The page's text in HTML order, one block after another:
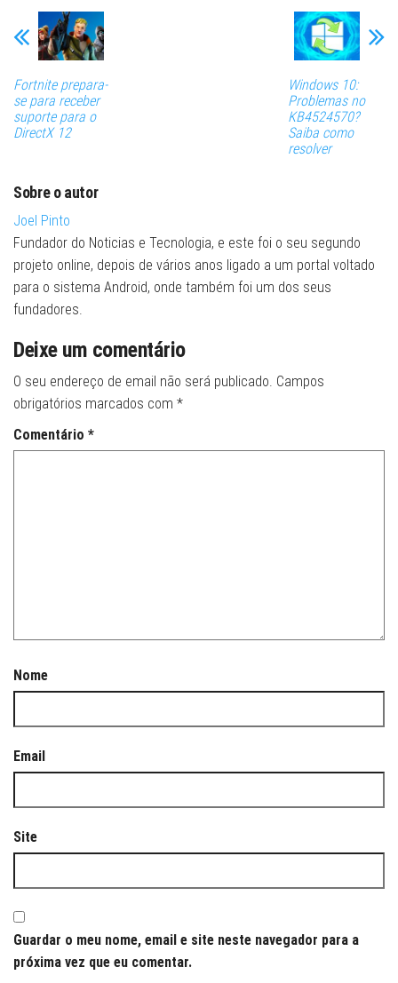
Fortnite prepara-
se para receber
suporte para o
DirectX 12
Windows 10:
Problemas no
KB4524570?
Saiba como
resolver
Sobre o autor
Joel Pinto
Fundador do Noticias e Tecnologia, e este foi o seu segundo
projeto online, depois de vários anos ligado a um portal voltado
para o sistema Android, onde também foi um dos seus
fundadores.
Deixe um comentário
O seu endereço de email não será publicado. Campos
obrigatórios marcados com *
Comentário *
Nome
Email
Site
Guardar o meu nome, email e site neste navegador para a
próxima vez que eu comentar.